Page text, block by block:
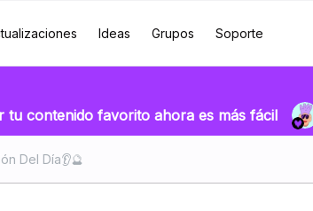
Ideas Grupos Soporte
tu contenido favorito ahora es más fácil
Del Día👂🔮